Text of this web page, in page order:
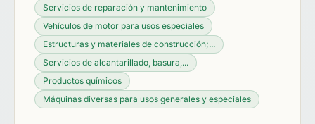
Servicios de reparación y mantenimiento
Vehículos de motor para usos especiales
Estructuras y materiales de construcción;...
Servicios de alcantarillado, basura,...
Productos químicos
Máquinas diversas para usos generales y especiales